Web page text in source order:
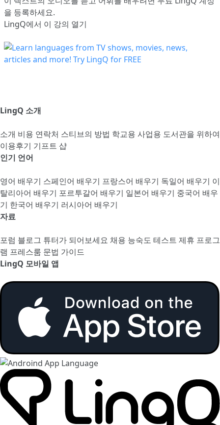
을 등록하세요.
LingQ에서 이 강의 열기
LingQ 소개
소개 비용 연락처 스티브의 방법 학교용 사업용 도서관을 위하여
이용후기 기프트 샵
인기 언어
영어 배우기 스페인어 배우기 프랑스어 배우기 독일어 배우기 이
탈리아어 배우기 포르투갈어 배우기 일본어 배우기 중국어 배우
기 한국어 배우기 러시아어 배우기
자료
포럼 블로그 튜터가 되어보세요 채용 능숙도 테스트 제휴 프로그
램 프레스룸 문법 가이드
LingQ 모바일 앱